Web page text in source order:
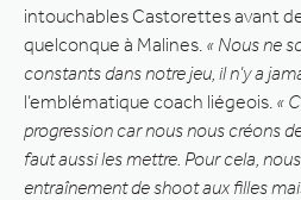
intouchables Castorettes avant
quelconque à Malines. « Nous ne
constants dans notre jeu, il n’y a
l’emblématique coach liégeois. «
progression car nous nous créons
faut aussi les mettre. Pour cela,
entraînement de shoot aux filles